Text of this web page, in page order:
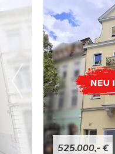
525.000,- €